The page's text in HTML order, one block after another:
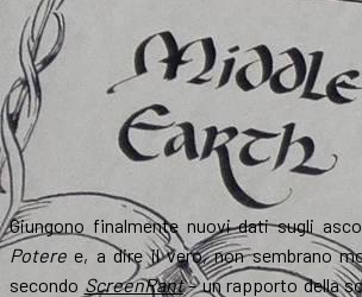
Giungono finalmente nuovi dati sugli
Potere e, a dire il vero, non sembrano
secondo ScreenRant– un rapporto della